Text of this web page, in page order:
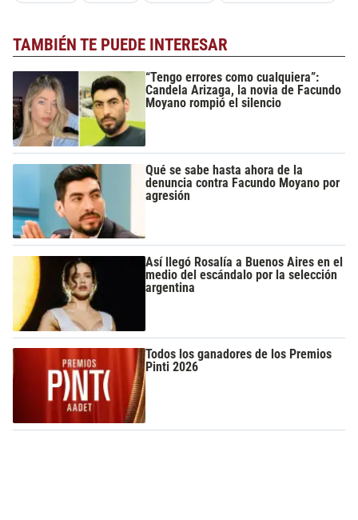
TAMBIÉN TE PUEDE INTERESAR
“Tengo errores como cualquiera”:
Candela Arizaga, la novia de Facundo
Moyano rompió el silencio
Qué se sabe hasta ahora de la
denuncia contra Facundo Moyano por
agresión
Así llegó Rosalía a Buenos Aires en el
medio del escándalo por la selección
argentina
Todos los ganadores de los Premios
Pinti 2026